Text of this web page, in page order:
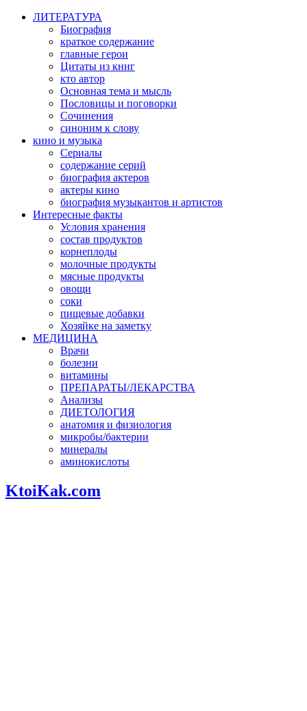
ЛИТЕРАТУРА
Биография
краткое содержание
главные герои
Цитаты из книг
кто автор
Основная тема и мысль
Пословицы и поговорки
Сочинения
синоним к слову
кино и музыка
Сериалы
содержание серий
биография актеров
актеры кино
биография музыкантов и артистов
Интересные факты
Условия хранения
состав продуктов
корнеплоды
молочные продукты
мясные продукты
овощи
соки
пищевые добавки
Хозяйке на заметку
МЕДИЦИНА
Врачи
болезни
витамины
ПРЕПАРАТЫ/ЛЕКАРСТВА
Анализы
ДИЕТОЛОГИЯ
анатомия и физиология
микробы/бактерии
минералы
аминокислоты
KtoiKak.com